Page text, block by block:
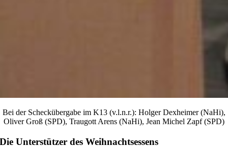
Bei der Scheckübergabe im K13 (v.l.n.r.): Holger Dexheimer (NaHi),
Oliver Groß (SPD), Traugott Arens (NaHi), Jean Michel Zapf (SPD)
Die Unterstützer des Weihnachtsessens